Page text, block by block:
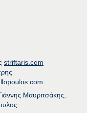
striftaris.com
Μαυριτσάκης,